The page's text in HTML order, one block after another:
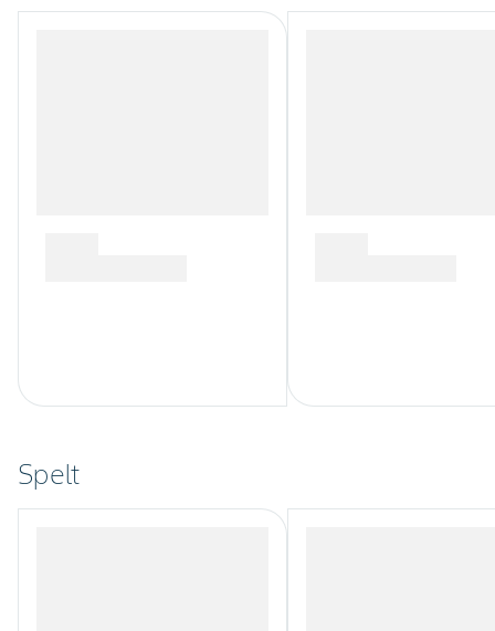
Spelt